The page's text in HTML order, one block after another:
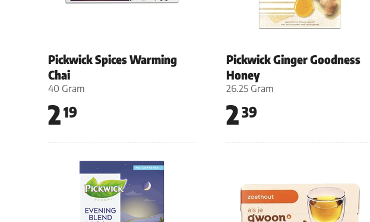
Pickwick Spices Warming
Chai
40 Gram
219
Pickwick Ginger Goodness
Honey
26.25 Gram
239